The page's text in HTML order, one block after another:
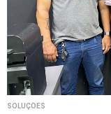
SOLUÇÕES